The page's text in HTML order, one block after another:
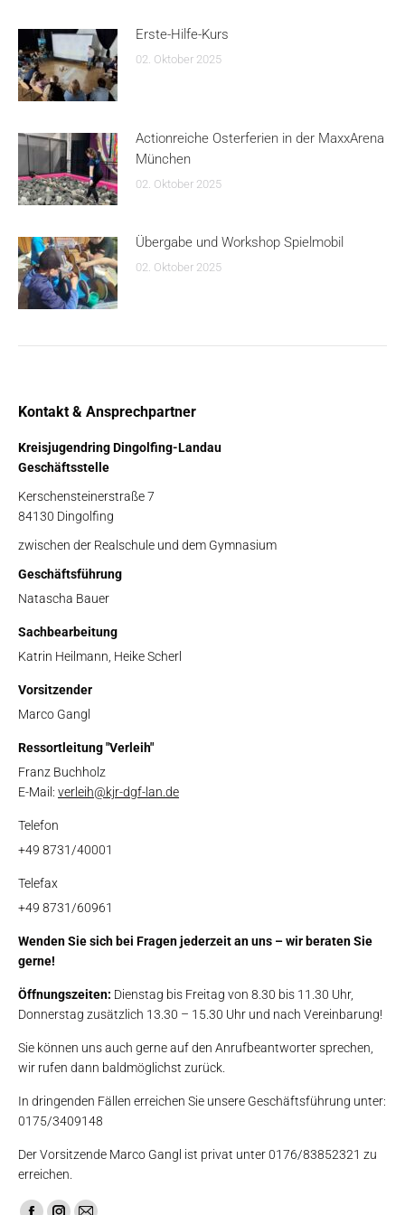
Erste-Hilfe-Kurs
02. Oktober 2025
Actionreiche Osterferien in der MaxxArena
München
02. Oktober 2025
Übergabe und Workshop Spielmobil
02. Oktober 2025
Kontakt & Ansprechpartner
Kreisjugendring Dingolfing-Landau
Geschäftsstelle
Kerschensteinerstraße 7
84130 Dingolfing
zwischen der Realschule und dem Gymnasium
Geschäftsführung
Natascha Bauer
Sachbearbeitung
Katrin Heilmann, Heike Scherl
Vorsitzender
Marco Gangl
Ressortleitung "Verleih"
Franz Buchholz
E-Mail: verleih@kjr-dgf-lan.de
Telefon
+49 8731/40001
Telefax
+49 8731/60961
Wenden Sie sich bei Fragen jederzeit an uns – wir beraten Sie
gerne!
Öffnungszeiten: Dienstag bis Freitag von 8.30 bis 11.30 Uhr,
Donnerstag zusätzlich 13.30 – 15.30 Uhr und nach Vereinbarung!
Sie können uns auch gerne auf den Anrufbeantworter sprechen,
wir rufen dann baldmöglichst zurück.
In dringenden Fällen erreichen Sie unsere Geschäftsführung unter:
0175/3409148
Der Vorsitzende Marco Gangl ist privat unter 0176/83852321 zu
erreichen.
Finden Sie uns auf: